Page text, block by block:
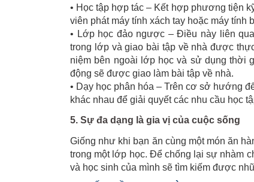
• Học tập hợp tác – Kết hợp phương tiện
viên phát máy tính xách tay hoặc máy tính
• Lớp học đảo ngược – Điều này liên
trong lớp và giao bài tập về nhà được
niệm bên ngoài lớp học và sử dụng thời
động sẽ được giao làm bài tập về nhà.
• Dạy học phân hóa – Trên cơ sở hướng
khác nhau để giải quyết các nhu cầu học
5. Sự đa dạng là gia vị của cuộc sống
Giống như khi bạn ăn cùng một món ăn
trong một lớp học. Để chống lại sự nhàm
và học sinh của mình sẽ tìm kiếm được